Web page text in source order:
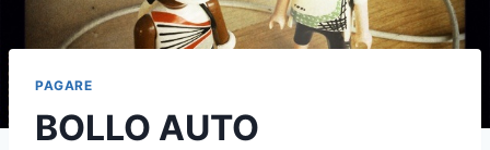
PAGARE
BOLLO AUTO